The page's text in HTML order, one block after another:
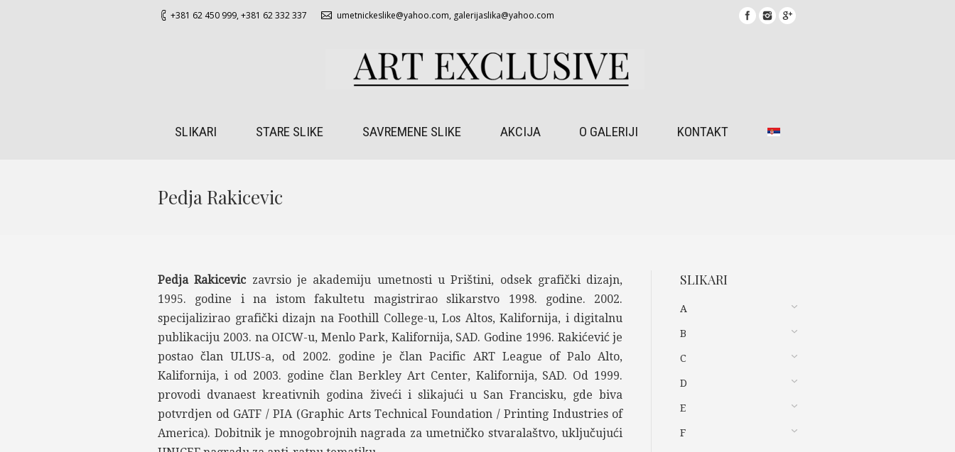
+381 62 450 999,+381 62 332 337 umetnickeslike@yahoo.com, galerijaslika@yahoo.com
SLIKARI STARE SLIKE SAVREMENE SLIKE AKCIJA O GALERIJI KONTAKT
Pedja Rakicevic
Pedja Rakicevic zavrsio je akademiju umetnosti u Prištini, odsek grafički dizajn,
1995. godine i na istom fakultetu magistrirao slikarstvo 1998. godine. 2002.
specijalizirao grafički dizajn na Foothill College-u, Los Altos, Kalifornija, i digitalnu
publikaciju 2003. na OICW-u, Menlo Park, Kalifornija, SAD. Godine 1996. Rakićević je
postao član ULUS-a, od 2002. godine je član Pacific ART League of Palo Alto,
Kalifornija, i od 2003. godine član Berkley Art Center, Kalifornija, SAD. Od 1999.
provodi dvanaest kreativnih godina živeći i slikajući u San Francisku, gde biva
potvrdjen od GATF / PIA (Graphic Arts Technical Foundation / Printing Industries of
America). Dobitnik je mnogobrojnih nagrada za umetničko stvaralaštvo, uključujući
SLIKARI
A
B
C
D
E
F